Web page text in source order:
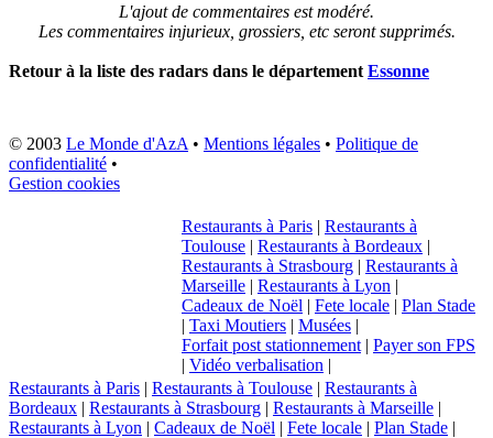
L'ajout de commentaires est modéré.
Les commentaires injurieux, grossiers, etc seront supprimés.
Retour à la liste des radars dans le département Essonne
© 2003 Le Monde d'AzA • Mentions légales • Politique de
confidentialité •
Gestion cookies
Restaurants à Paris | Restaurants à
Toulouse | Restaurants à Bordeaux |
Restaurants à Strasbourg | Restaurants à
Marseille | Restaurants à Lyon |
Cadeaux de Noël | Fete locale | Plan Stade
| Taxi Moutiers | Musées |
Forfait post stationnement | Payer son FPS
| Vidéo verbalisation |
Restaurants à Paris | Restaurants à Toulouse | Restaurants à
Bordeaux | Restaurants à Strasbourg | Restaurants à Marseille |
Restaurants à Lyon | Cadeaux de Noël | Fete locale | Plan Stade |